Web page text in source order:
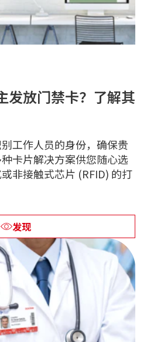
发放门禁卡？了解其
工作人员的身份，确保贵
卡片解决方案供您随心选
非接触式芯片 (RFID) 的打
发现